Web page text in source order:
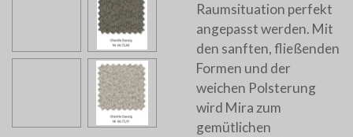
Raumsituation perfekt
angepasst werden. Mit
den sanften, fließenden
Formen und der
weichen Polsterung
wird Mira zum
gemütlichen